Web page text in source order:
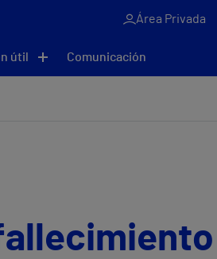
Área Privada
útil Comunicación